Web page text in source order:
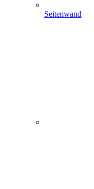
Seitenwand